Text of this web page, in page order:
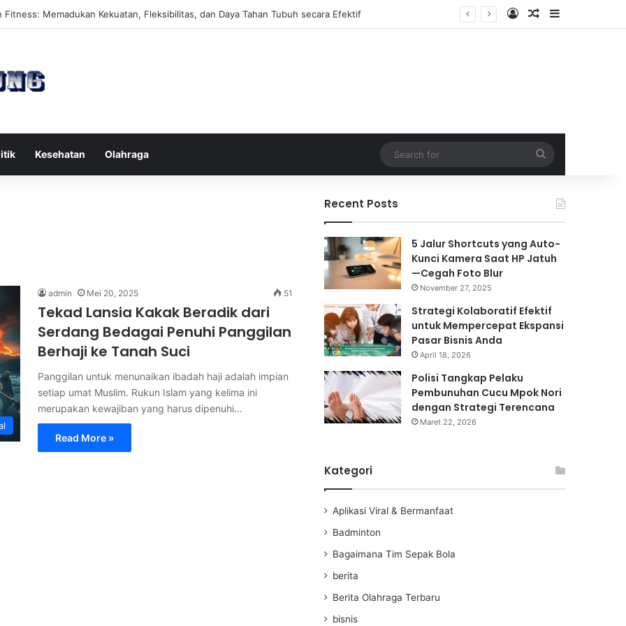
Reformer untuk Meningkatkan Kekuatan Otot Inti Secara Efektif Log InRandom Article
Sidebar
Kesehatan Olahraga
for
admin Mei 20, 2025 51
Tekad Lansia Kakak Beradik dari
Serdang Bedagai Penuhi Panggilan
Berhaji ke Tanah Suci
Panggilan untuk menunaikan ibadah haji adalah impian
setiap umat Muslim. Rukun Islam yang kelima ini
merupakan kewajiban yang harus dipenuhi…
Read More »
Recent Posts
5 Jalur Shortcuts yang Auto-
Kunci Kamera Saat HP Jatuh
—Cegah Foto Blur
November 27, 2025
Strategi Kolaboratif Efektif
untuk Mempercepat Ekspansi
Pasar Bisnis Anda
April 18, 2026
Polisi Tangkap Pelaku
Pembunuhan Cucu Mpok Nori
dengan Strategi Terencana
Maret 22, 2026
Kategori
Aplikasi Viral & Bermanfaat
Badminton
Bagaimana Tim Sepak Bola
berita
Berita Olahraga Terbaru
bisnis